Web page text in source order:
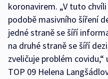
koronavirem. „V tuto
podobě masivního šíření
jedné straně se šíří
na druhé straně se šíří
zveličuje problém
TOP 09 Helena